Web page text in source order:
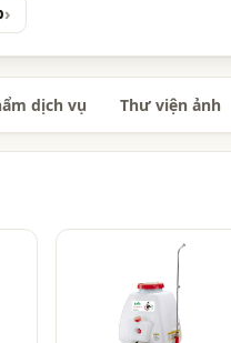
dịch vụ Thư viện ảnh